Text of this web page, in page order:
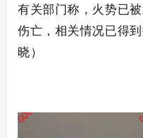
有关部门称，火势已
伤亡，相关情况已得到
晓）